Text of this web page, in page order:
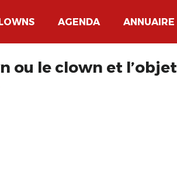
AGENDA ANNUAIRE
ou le clown et l’objet